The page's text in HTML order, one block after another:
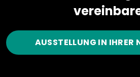
AUSSTELLUNG IN IHRER